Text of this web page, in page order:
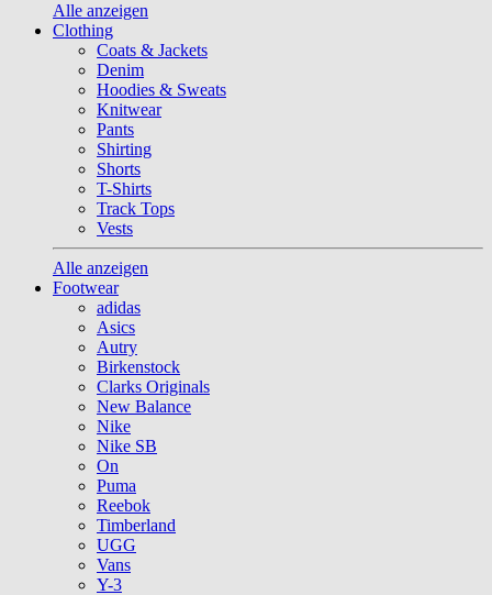
Alle anzeigen
Clothing
Coats & Jackets
Denim
Hoodies & Sweats
Knitwear
Pants
Shirting
Shorts
T-Shirts
Track Tops
Vests
Alle anzeigen
Footwear
adidas
Asics
Autry
Birkenstock
Clarks Originals
New Balance
Nike
Nike SB
On
Puma
Reebok
Timberland
UGG
Vans
Y-3